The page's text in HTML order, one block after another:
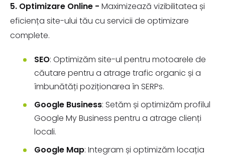
5. Optimizare Online - Maximizează vizibilitatea și
eficiența site-ului tău cu servicii de optimizare
complete.
SEO: Optimizăm site-ul pentru motoarele de
căutare pentru a atrage trafic organic și a
îmbunătăți poziționarea în SERPs.
Google Business: Setăm și optimizăm profilul
Google My Business pentru a atrage clienți
locali.
Google Map: Integram și optimizăm locația